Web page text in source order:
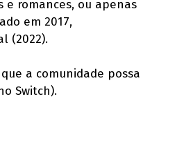
e romances, ou apenas
em 2017,
(2022).
a comunidade possa
Switch).